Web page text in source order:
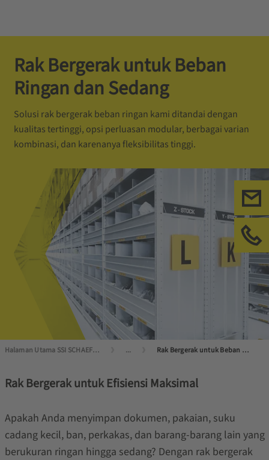
Rak Bergerak untuk Beban
Ringan dan Sedang
Solusi rak bergerak beban ringan kami ditandai dengan
kualitas tertinggi, opsi perluasan modular, berbagai varian
kombinasi, dan karenanya fleksibilitas tinggi.
Halaman Utama SSI SCHAEFER ... Rak Bergerak untuk Beban Ringan dan Sedang
Rak Bergerak untuk Efisiensi Maksimal
Apakah Anda menyimpan dokumen, pakaian, suku
cadang kecil, ban, perkakas, dan barang-barang lain yang
berukuran ringan hingga sedang? Dengan rak bergerak